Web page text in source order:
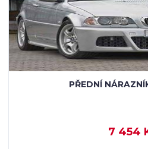
PŘEDNÍ
7 454